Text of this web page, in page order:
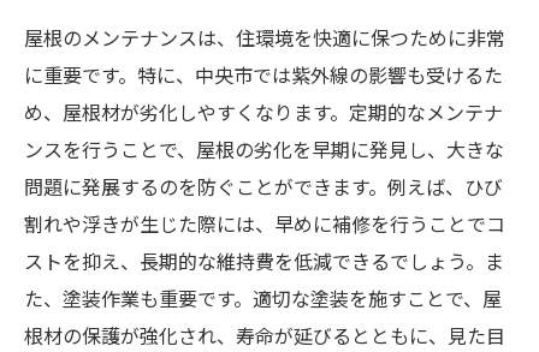
屋根のメンテナンスは、住環境を快適に保つために非常
に重要です。特に、中央市では紫外線の影響も受けるた
め、屋根材が劣化しやすくなります。定期的なメンテナ
ンスを行うことで、屋根の劣化を早期に発見し、大きな
問題に発展するのを防ぐことができます。例えば、ひび
割れや浮きが生じた際には、早めに補修を行うことでコ
ストを抑え、長期的な維持費を低減できるでしょう。ま
た、塗装作業も重要です。適切な塗装を施すことで、屋
根材の保護が強化され、寿命が延びるとともに、見た目